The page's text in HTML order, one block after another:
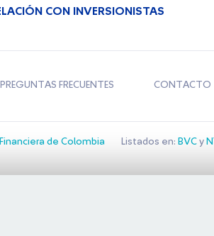
CON INVERSIONISTAS
PREGUNTAS FRECUENTES CONTACTO
de Colombia Listados en: BVCy